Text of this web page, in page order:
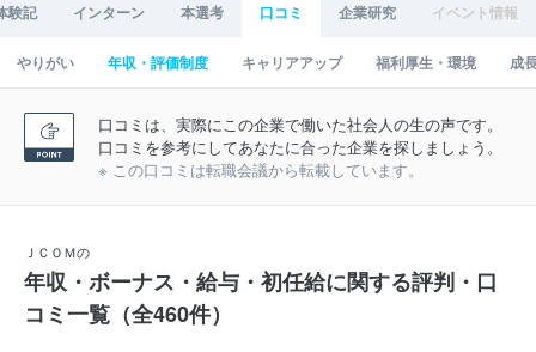
験記 インターン 本選考 口コミ 企業研究 イベント情報
やりがい 年収・評価制度 キャリアアップ 福利厚生・環境 成
口コミは、実際にこの企業で働いた社会人の生の声です。
口コミを参考にしてあなたに合った企業を探しましょう。
※ この口コミは転職会議から転載しています。
ＪＣＯＭの
年収・ボーナス・給与・初任給に関する評判・口
コミ一覧（全460件）